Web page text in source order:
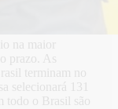
na maior
prazo. As
terminam no
selecionará 131
todo o Brasil são